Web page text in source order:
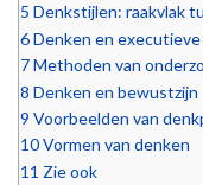
5 Denkstijlen: raakvlak
6Denken en
7Methoden van
8 Denken en bewustzijn
9 Voorbeelden van
10Vormen van denken
11 Zie ook